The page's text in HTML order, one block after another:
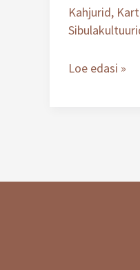
Kahjurid,
Loe edasi »